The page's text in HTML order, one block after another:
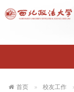
首页 校友工作